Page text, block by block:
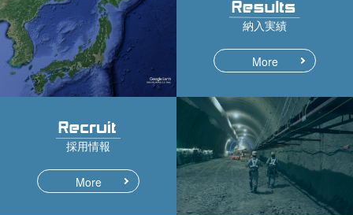
納入実績
More
採用情報
More